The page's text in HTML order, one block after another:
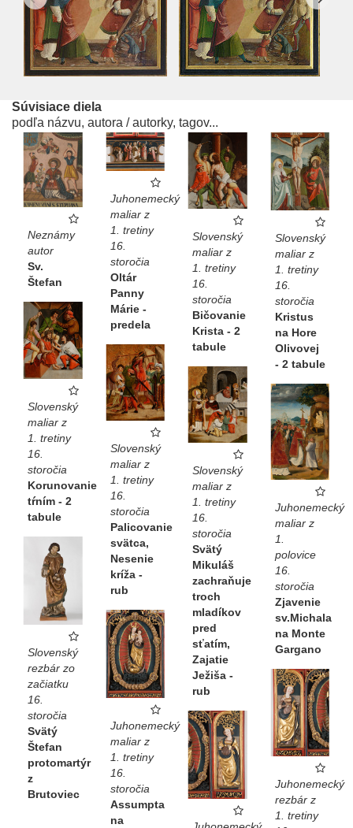
Súvisiace diela
podľa názvu, autora / autorky, tagov...
Neznámy
autor
Sv.
Štefan
Juhonemecký
maliar z
1. tretiny
16.
storočia
Oltár
Panny
Márie -
predela
Slovenský
maliar z
1. tretiny
16.
storočia
Bičovanie
Krista - 2
tabule
Slovenský
maliar z
1. tretiny
16.
storočia
Kristus
na Hore
Olivovej
- 2 tabule
Slovenský
maliar z
1. tretiny
16.
storočia
Korunovanie
tŕním - 2
tabule
Slovenský
maliar z
1. tretiny
16.
storočia
Palicovanie
svätca,
Nesenie
kríža -
rub
Slovenský
maliar z
1. tretiny
16.
storočia
Svätý
Mikuláš
zachraňuje
troch
mladíkov
pred
sťatím,
Zajatie
Ježiša -
rub
Juhonemecký
maliar z
1.
polovice
16.
storočia
Zjavenie
sv.Michala
na Monte
Gargano
Slovenský
rezbár zo
začiatku
16.
storočia
Svätý
Štefan
protomartýr
z
Brutoviec
Juhonemecký
maliar z
1. tretiny
16.
storočia
Assumpta
na
Juhonemecký
rezbár z
1. tretiny